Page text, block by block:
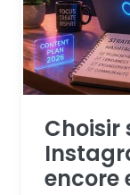
Choisir
encore